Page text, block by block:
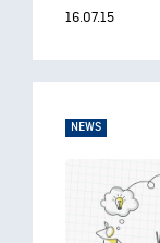
16.07.15
NEWS